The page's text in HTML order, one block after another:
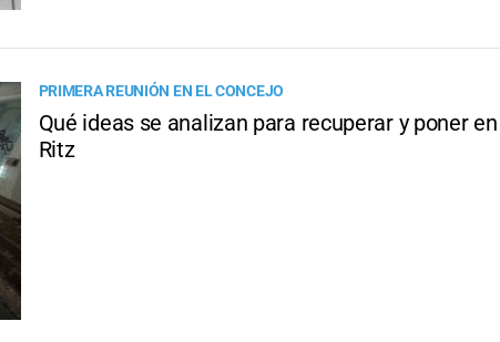
PRIMERA REUNIÓN EN EL CONCEJO
Qué ideas se analizan para recuperar y poner
Ritz